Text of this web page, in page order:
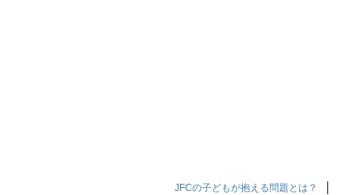
JFCの子どもが抱える問題とは？